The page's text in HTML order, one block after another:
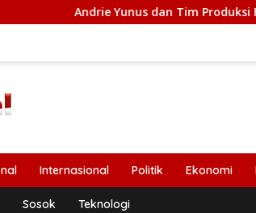
Yunus dan Tim Produksi Film “Pesta
Internasional Politik Ekonomi
Sosok Teknologi